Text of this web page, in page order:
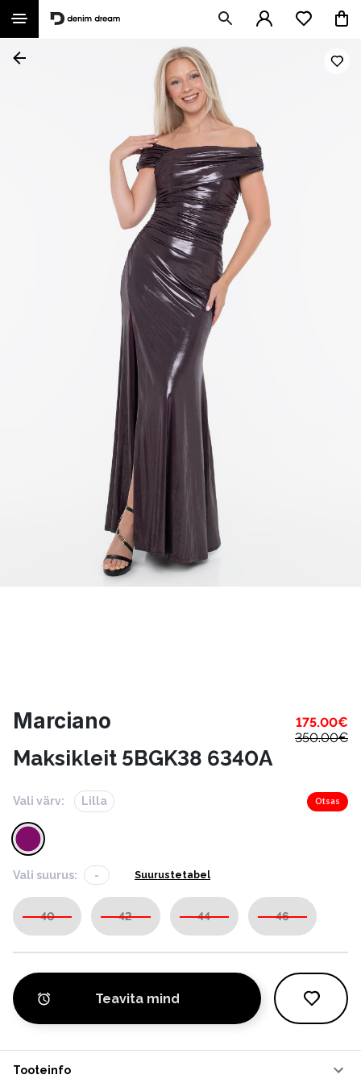
Marciano 175.00€
350.00€
Maksikleit 5BGK38 6340A
Vali värv: Lilla Otsas
Vali suurus: - Suurustetabel
40 42 44 46
Teavita mind
Tooteinfo